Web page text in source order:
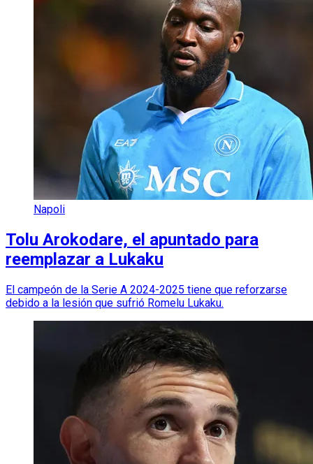
Napoli
Tolu Arokodare, el apuntado para
reemplazar a Lukaku
El campeón de la Serie A 2024-2025 tiene que reforzarse
debido a la lesión que sufrió Romelu Lukaku.